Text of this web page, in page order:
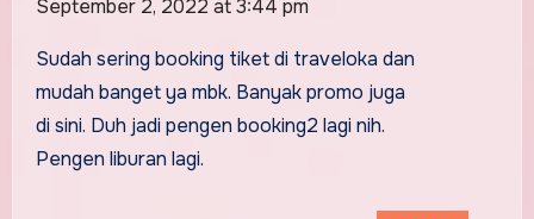
September 2, 2022 at 3:44 pm
Sudah sering booking tiket di traveloka dan
mudah banget ya mbk. Banyak promo juga
di sini. Duh jadi pengen booking2 lagi nih.
Pengen liburan lagi.